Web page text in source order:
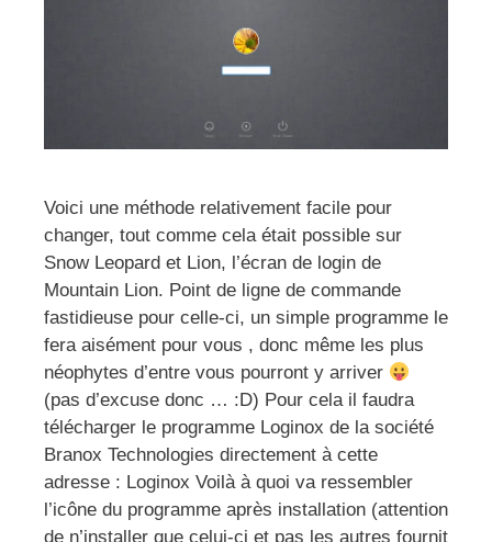
Voici une méthode relativement facile pour
changer, tout comme cela était possible sur
Snow Leopard et Lion, l’écran de login de
Mountain Lion. Point de ligne de commande
fastidieuse pour celle-ci, un simple programme le
fera aisément pour vous , donc même les plus
néophytes d’entre vous pourront y arriver
(pas d’excuse donc … :D) Pour cela il faudra
télécharger le programme Loginox de la société
Branox Technologies directement à cette
adresse : Loginox Voilà à quoi va ressembler
l’icône du programme après installation (attention
de n’installer que celui-ci et pas les autres fournit